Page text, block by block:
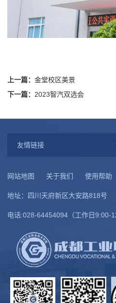
上一篇： 金堂校区美景
下一篇： 2023智汽双选会
友情链接
网站地图 关于我们 使用帮助
地址：四川天府新区大安路818号
电话:028-64454094（工作日9:00-